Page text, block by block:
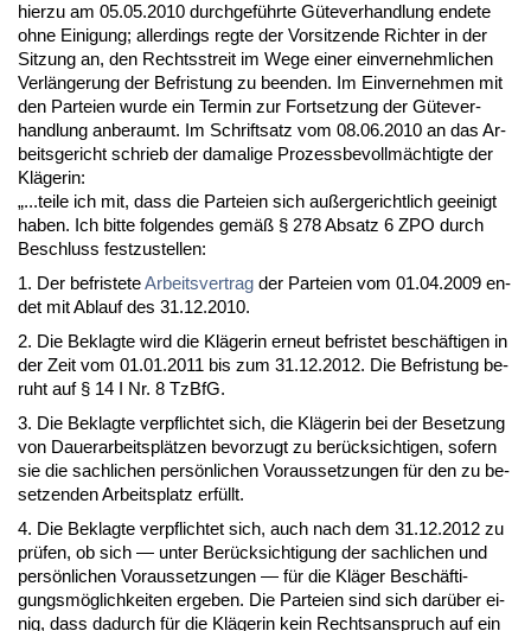
hier­zu am 05.05.2010 durch­geführ­te Güte­ver­hand­lung en­de­te
oh­ne Ei­ni­gung; al­ler­dings reg­te der Vor­sit­zen­de Rich­ter in der
Sit­zung an, den Rechts­streit im We­ge ei­ner ein­ver­nehm­li­chen
Verlänge­rung der Be­fris­tung zu be­en­den. Im Ein­ver­neh­men mit
den Par­tei­en wur­de ein Ter­min zur Fort­set­zung der Güte­ver­
hand­lung an­be­raumt. Im Schrift­satz vom 08.06.2010 an das Ar­
beits­ge­richt schrieb der da­ma­li­ge Pro­zess­be­vollmäch­tig­te der
Kläge­rin:
„...tei­le ich mit, dass die Par­tei­en sich außer­ge­richt­lich ge­ei­nigt
ha­ben. Ich bit­te fol­gen­des gemäß § 278 Ab­satz 6 ZPO durch
Be­schluss fest­zu­stel­len:
1. Der be­fris­te­teAr­beits­ver­trag der Par­tei­en vom 01.04.2009 en­
det mit Ab­lauf des 31.12.2010.
2. Die Be­klag­te wird die Kläge­rin er­neut be­fris­tet beschäfti­gen in
der Zeit vom 01.01.2011 bis zum 31.12.2012. Die Be­fris­tung be­
ruht auf § 14 I Nr. 8 Tz­B­fG.
3. Die Be­klag­te ver­pflich­tet sich, die Kläge­rin bei der Be­set­zung
von Dau­er­ar­beitsplätzen be­vor­zugt zu berück­sich­ti­gen, so­fern
sie die sach­li­chen persönli­chen Vor­aus­set­zun­gen für den zu be­
set­zen­den Ar­beits­platz erfüllt.
4. Die Be­klag­te ver­pflich­tet sich, auch nach dem 31.12.2012 zu
prüfen, ob sich — un­ter Berück­sich­ti­gung der sach­li­chen und
persönli­chen Vor­aus­set­zun­gen — für die Kläger Beschäfti­
gungsmöglich­kei­ten er­ge­ben. Die Par­tei­en sind sich darüber ei­
nig, dass da­durch für die Kläge­rin kein Rechts­an­spruch auf ein